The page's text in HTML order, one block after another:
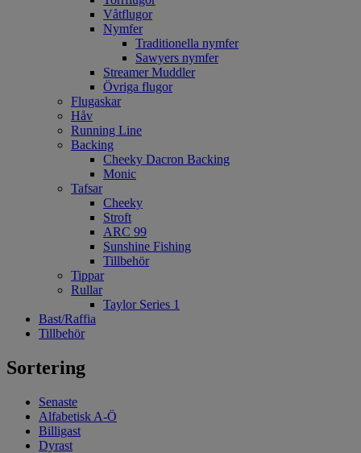
Våtflugor
Nymfer
Traditionella nymfer
Sawyers nymfer
Streamer Muddler
Övriga flugor
Flugaskar
Håv
Running Line
Backing
Cheeky Dacron Backing
Monic
Tafsar
Cheeky
Stroft
ARC 99
Sunshine Fishing
Tillbehör
Tippar
Rullar
Taylor Series 1
Bast/Raffia
Tillbehör
Sortering
Senaste
Alfabetisk A-Ö
Billigast
Dyrast